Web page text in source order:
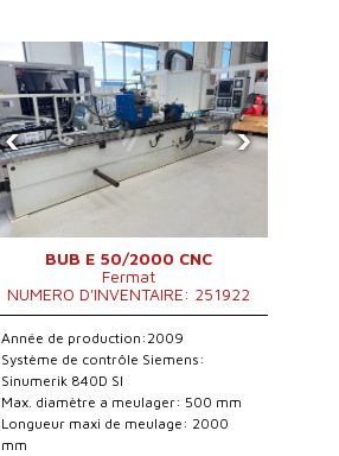
‹ ›
BUB E 50/2000 CNC
Fermat
NUMERO D'INVENTAIRE: 251922
Année de production:2009
Système de contrôle Siemens:
Sinumerik 840D Sl
Max. diamètre a meulager: 500 mm
Longueur maxi de meulage: 2000
mm